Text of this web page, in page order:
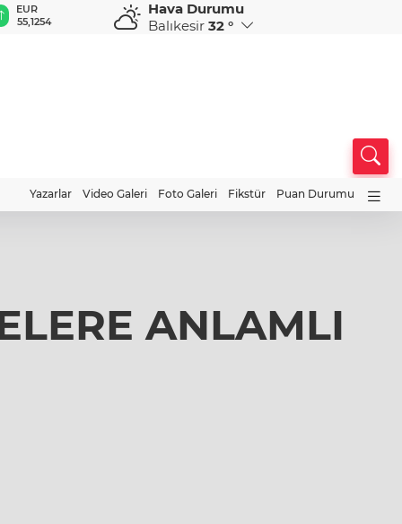
GBP
64,3468
CHF
59,0083
CAD
34,1883
Hava Durumu
Balıkesir 32 °
Yazarlar Video Galeri Foto Galeri Fikstür Puan Durumu
ANLAMLI